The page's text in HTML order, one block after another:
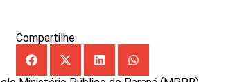
Compartilhe: